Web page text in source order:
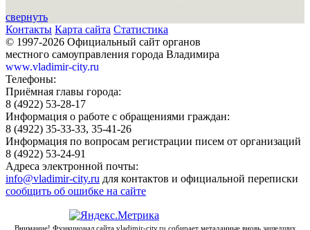
свернуть
Контакты Карта сайта Статистика
© 1997-2026 Официальный сайт органов
местного самоуправления города Владимира
www.vladimir-city.ru
Телефоны:
Приёмная главы города:
8 (4922) 53-28-17
Информация о работе с обращениями граждан:
8 (4922) 35-33-33, 35-41-26
Информация по вопросам регистрации писем от организаций
8 (4922) 53-24-91
Адреса электронной почты:
info@vladimir-city.ru для контактов и официальной переписки
сообщить об ошибке на сайте
Внимание! Функционал сайта vladimir-city.ru собирает метаданные вновь зашедших